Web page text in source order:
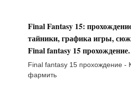
Final Fantasy 15:
тайники, графика игры,
Final fantasy 15 прохождение.
Final fantasy 15 прохождение -
фармить